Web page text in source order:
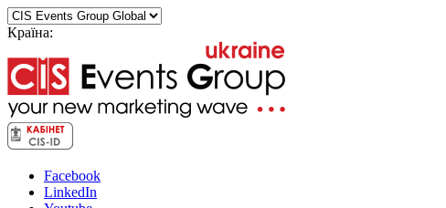
Країна:
Facebook
LinkedIn